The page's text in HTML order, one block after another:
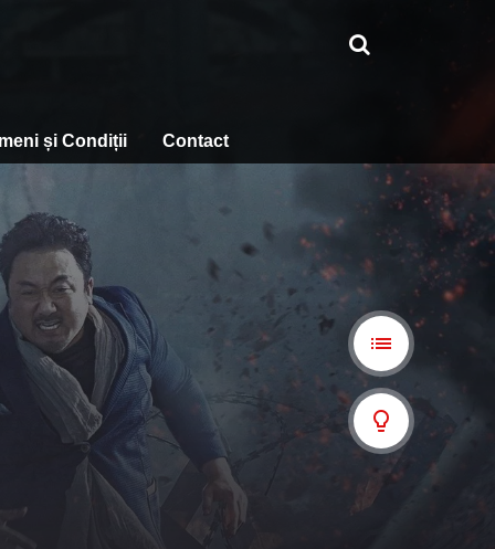
și Condiții Contact